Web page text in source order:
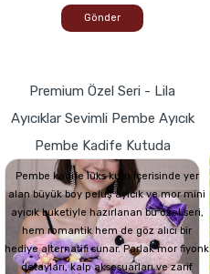
Gönder
Premium Özel Seri - Lila
Ayıcıklar Sevimli Pembe Ayıcık
Pembe Kadife Kutuda
Pembe kadife lüks kutu içerisinde yer
alan büyük boy peluş ayıcık ve mor mini
ayıcık buketiyle hazırlanan bu özel seri,
hem romantik hem de göz alıcı bir
hediye alternatifi sunar. Parlak mor fiyonk
detayları, kalp aksesuarları ve zarif